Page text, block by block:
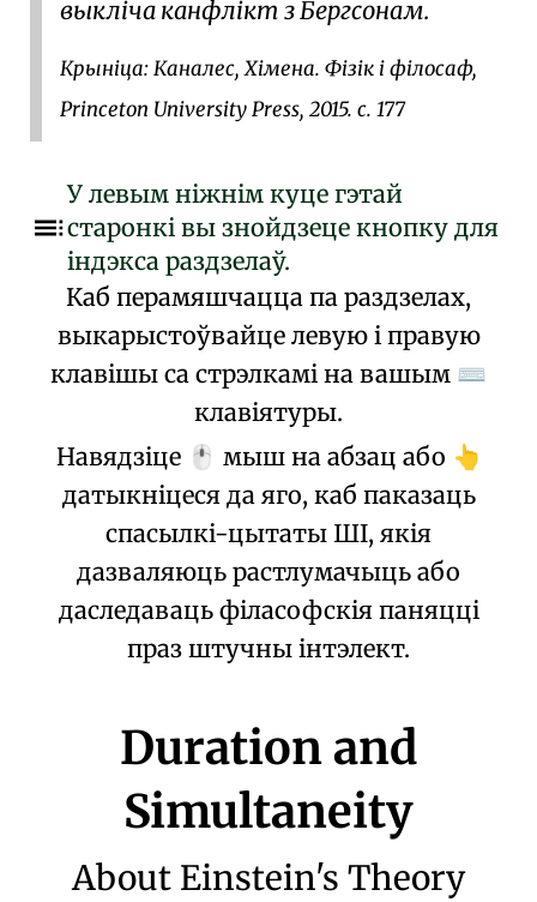
выкліча канфлікт з Бергсонам.
Крыніца:Каналес, Хімена. Фізік і філосаф,
Princeton University Press, 2015. с. 177
У левым ніжнім куце гэтай
старонкі вы знойдзеце кнопку для
індэкса раздзелаў.
Каб перамяшчацца па раздзелах,
выкарыстоўвайце левую і правую
клавішы са стрэлкамі на вашым ⌨
клавіятуры.
Навядзіце 🖱️ мыш на абзац або 👆
датыкніцеся да яго, каб паказаць
спасылкі-цытаты ШІ, якія
дазваляюць растлумачыць або
даследаваць філасофскія паняцці
праз штучны інтэлект.
Duration and
Simultaneity
About Einstein's Theory